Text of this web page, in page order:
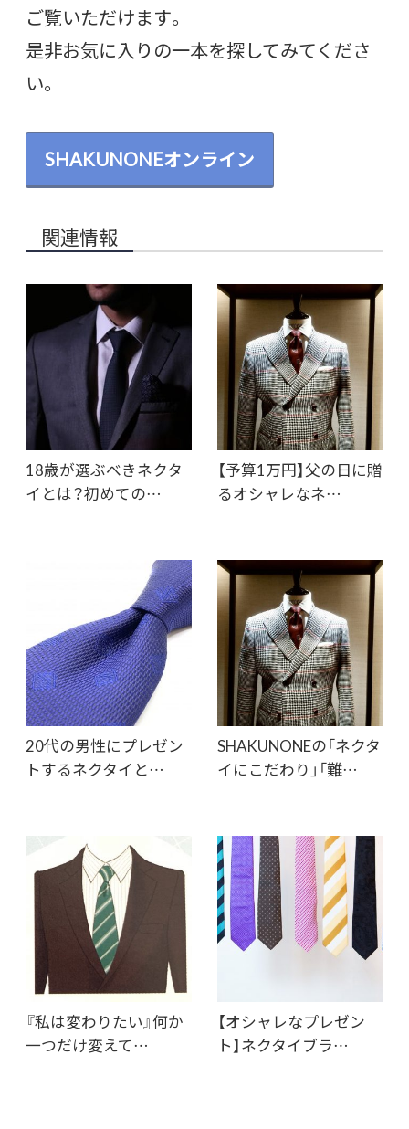
ご覧いただけます。
是非お気に入りの一本を探してみてくださ
い。
SHAKUNONEオンライン
関連情報
18歳が選ぶべきネクタ
イとは？初めての…
【予算1万円】父の日に贈
るオシャレなネ…
20代の男性にプレゼン
トするネクタイと…
SHAKUNONEの「ネクタ
イにこだわり」「難…
『私は変わりたい』何か
一つだけ変えて…
【オシャレなプレゼン
ト】ネクタイブラ…